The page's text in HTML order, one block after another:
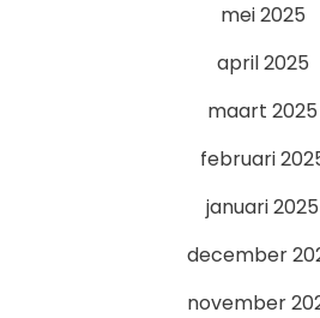
mei 2025
april 2025
maart 2025
februari
januari 2025
december
november